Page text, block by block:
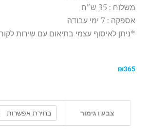
משלוח : 35 ש"ח
אספקה : 7 ימי עבודה
*ניתן לאיסוף עצמי בתיאום עם שירות
₪365
צבע ו גימור
מתז